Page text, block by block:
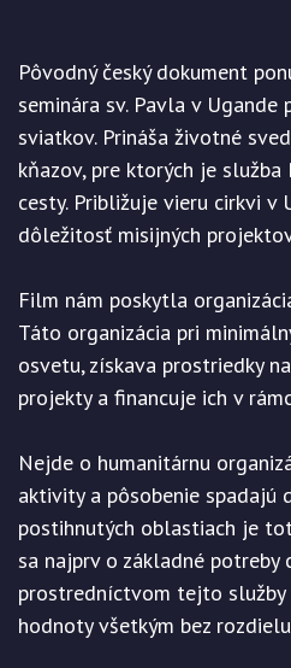
Pôvodný český dokument
seminára sv. Pavla v Ugande
sviatkov. Prináša životné
kňazov, pre ktorých je služba
cesty. Približuje vieru cirkvi v
dôležitosť misijných
Film nám poskytla
Táto organizácia pri
osvetu, získava prostriedky
projekty a financuje ich v
Nejde o humanitárnu
aktivity a pôsobenie spadajú
postihnutých oblastiach je
sa najprv o základné potreby
prostredníctvom tejto
hodnoty všetkým bez